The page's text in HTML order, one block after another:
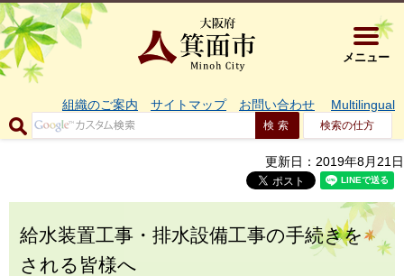
大阪府箕
メニュー
組織のご案内 サイトマップ お問い合わせ Multilingual
検索の仕方
更新日：2019年8月21日
給水装置工事・排水設備工事の手続きを
される皆様へ